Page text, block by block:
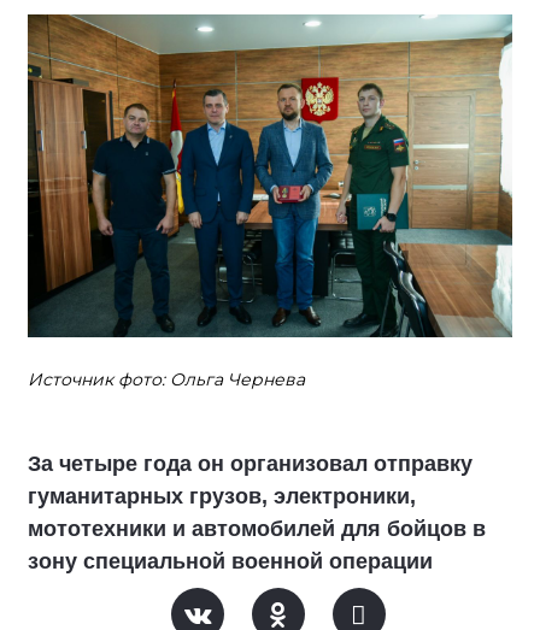
Источник фото: Ольга Чернева
За четыре года он организовал отправку
гуманитарных грузов, электроники,
мототехники и автомобилей для бойцов в
зону специальной военной операции